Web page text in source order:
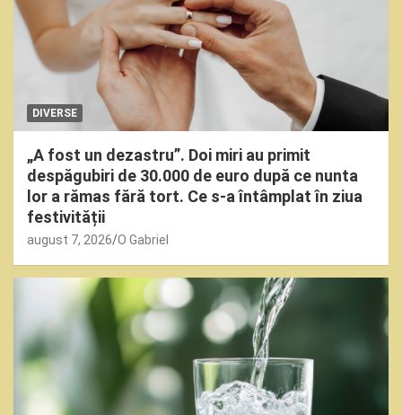
DIVERSE
„A fost un dezastru”. Doi miri au primit
despăgubiri de 30.000 de euro după ce nunta
lor a rămas fără tort. Ce s-a întâmplat în ziua
festivității
august 7, 2026 O Gabriel